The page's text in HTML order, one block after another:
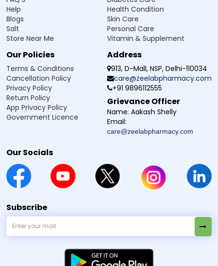
Dr. Anubhav Singh
பொறுப்புத்துறப்பு :Zeelab Pharmacy வழங்கும் சுகாதார தகவல்கள் அறிவு நோக்கத்திற்காக மட்டுமே. தானாக
முன் அல்லது மாற்றும் முன் தகுதியான மருத்துவரை அணுகவும்।
Help
Blogs
Salt
Store Near Me
Health Condition
Skin Care
Personal Care
Vitamin & Supplement
Our Policies
Terms & Conditions
Cancellation Policy
Privacy Policy
Return Policy
App Privacy Policy
Government Licence
Address
913, D-Mall, NSP, Delhi-110034
care@zeelabpharmacy.com
+91 9896112555
Grievance Officer
Name: Aakash Shelly
Email:
care@zeelabpharmacy.com
Our Socials
Subscribe